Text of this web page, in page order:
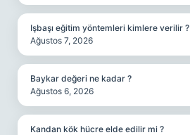
Işbaşı eğitim yöntemleri kimlere verilir ?
Ağustos 7, 2026
Baykar değeri ne kadar ?
Ağustos 6, 2026
Kandan kök hücre elde edilir mi ?